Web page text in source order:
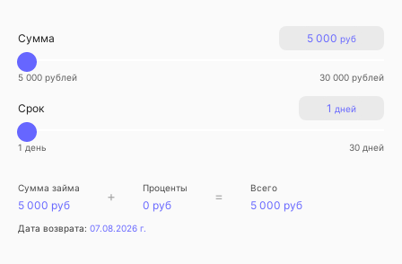
5 000 руб
Сумма
5 000 рублей 30 000 рублей
1 дней
Срок
1 день 30 дней
Сумма займа
5 000 руб
+ Проценты
0 руб
= Всего
5 000 руб
Дата возврата: 07.08.2026 г.